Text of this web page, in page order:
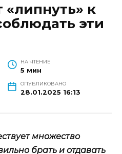
«липнуть» к
эти
НА ЧТЕНИЕ
5 мин
ОПУБЛИКОВАНО
28.01.2025 16:13
множество
брать и отдавать